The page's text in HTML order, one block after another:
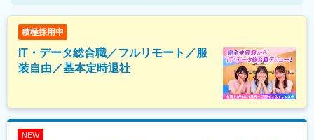
積極採用中
IT・データ総合職／フルリモート／服
装自由／基本定時退社
NEW